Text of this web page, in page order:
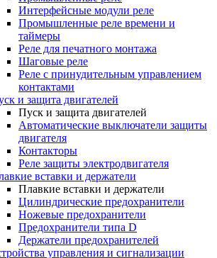
Интерфейсные модули реле
Промышленные реле времени и
таймеры
Реле для печатного монтажа
Шаговые реле
Реле с принудительным управлением
контактами
и защита двигателей
Пуск и защита двигателей
Автоматические выключатели защиты
двигателя
Контакторы
Реле защиты электродвигателя
вставки и держатели
Плавкие вставки и держатели
Цилиндрические предохранители
Ножевые предохранители
Предохранители типа D
Держатели предохранителей
управления и сигнализации